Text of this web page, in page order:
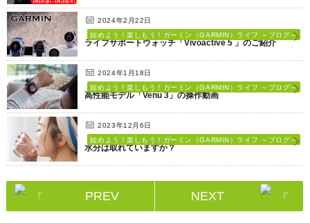
2024年2月22日
始めよう！楽しもう！ガーミン（GARMIN）ライフ ～ブログ～
ライフサポートウォッチ「Vivoactive 5 」のご紹介
2024年1月18日
始めよう！楽しもう！ガーミン（GARMIN）ライフ ～ブログ～
高性能モデル「Venu 3」の操作動画
2023年12月6日
始めよう！楽しもう！ガーミン（GARMIN）ライフ ～ブログ～
水分は取れていますか？
PREV NEXT